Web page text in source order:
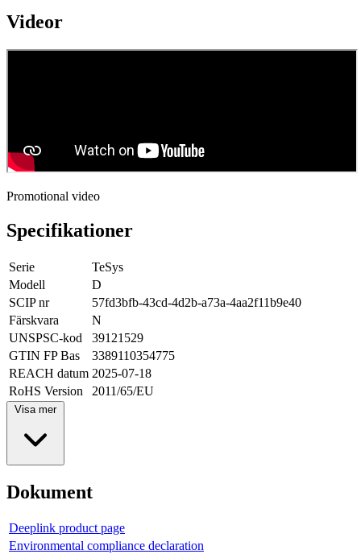
Videor
Promotional video
Specifikationer
Serie
TeSys
Modell
D
SCIP nr
57fd3bfb-43cd-4d2b-a73a-4aa2f11b9e40
Färskvara
N
UNSPSC-kod
39121529
GTIN FP Bas
3389110354775
REACH datum 2025-07-18
RoHS Version
2011/65/EU
Visa mer
Dokument
Deeplink product page
Environmental compliance declaration